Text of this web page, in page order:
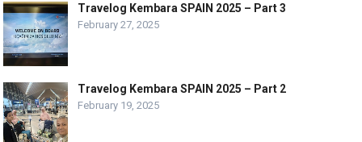
Travelog Kembara SPAIN 2025 – Part 3
February 27, 2025
Travelog Kembara SPAIN 2025 – Part 2
February 19, 2025